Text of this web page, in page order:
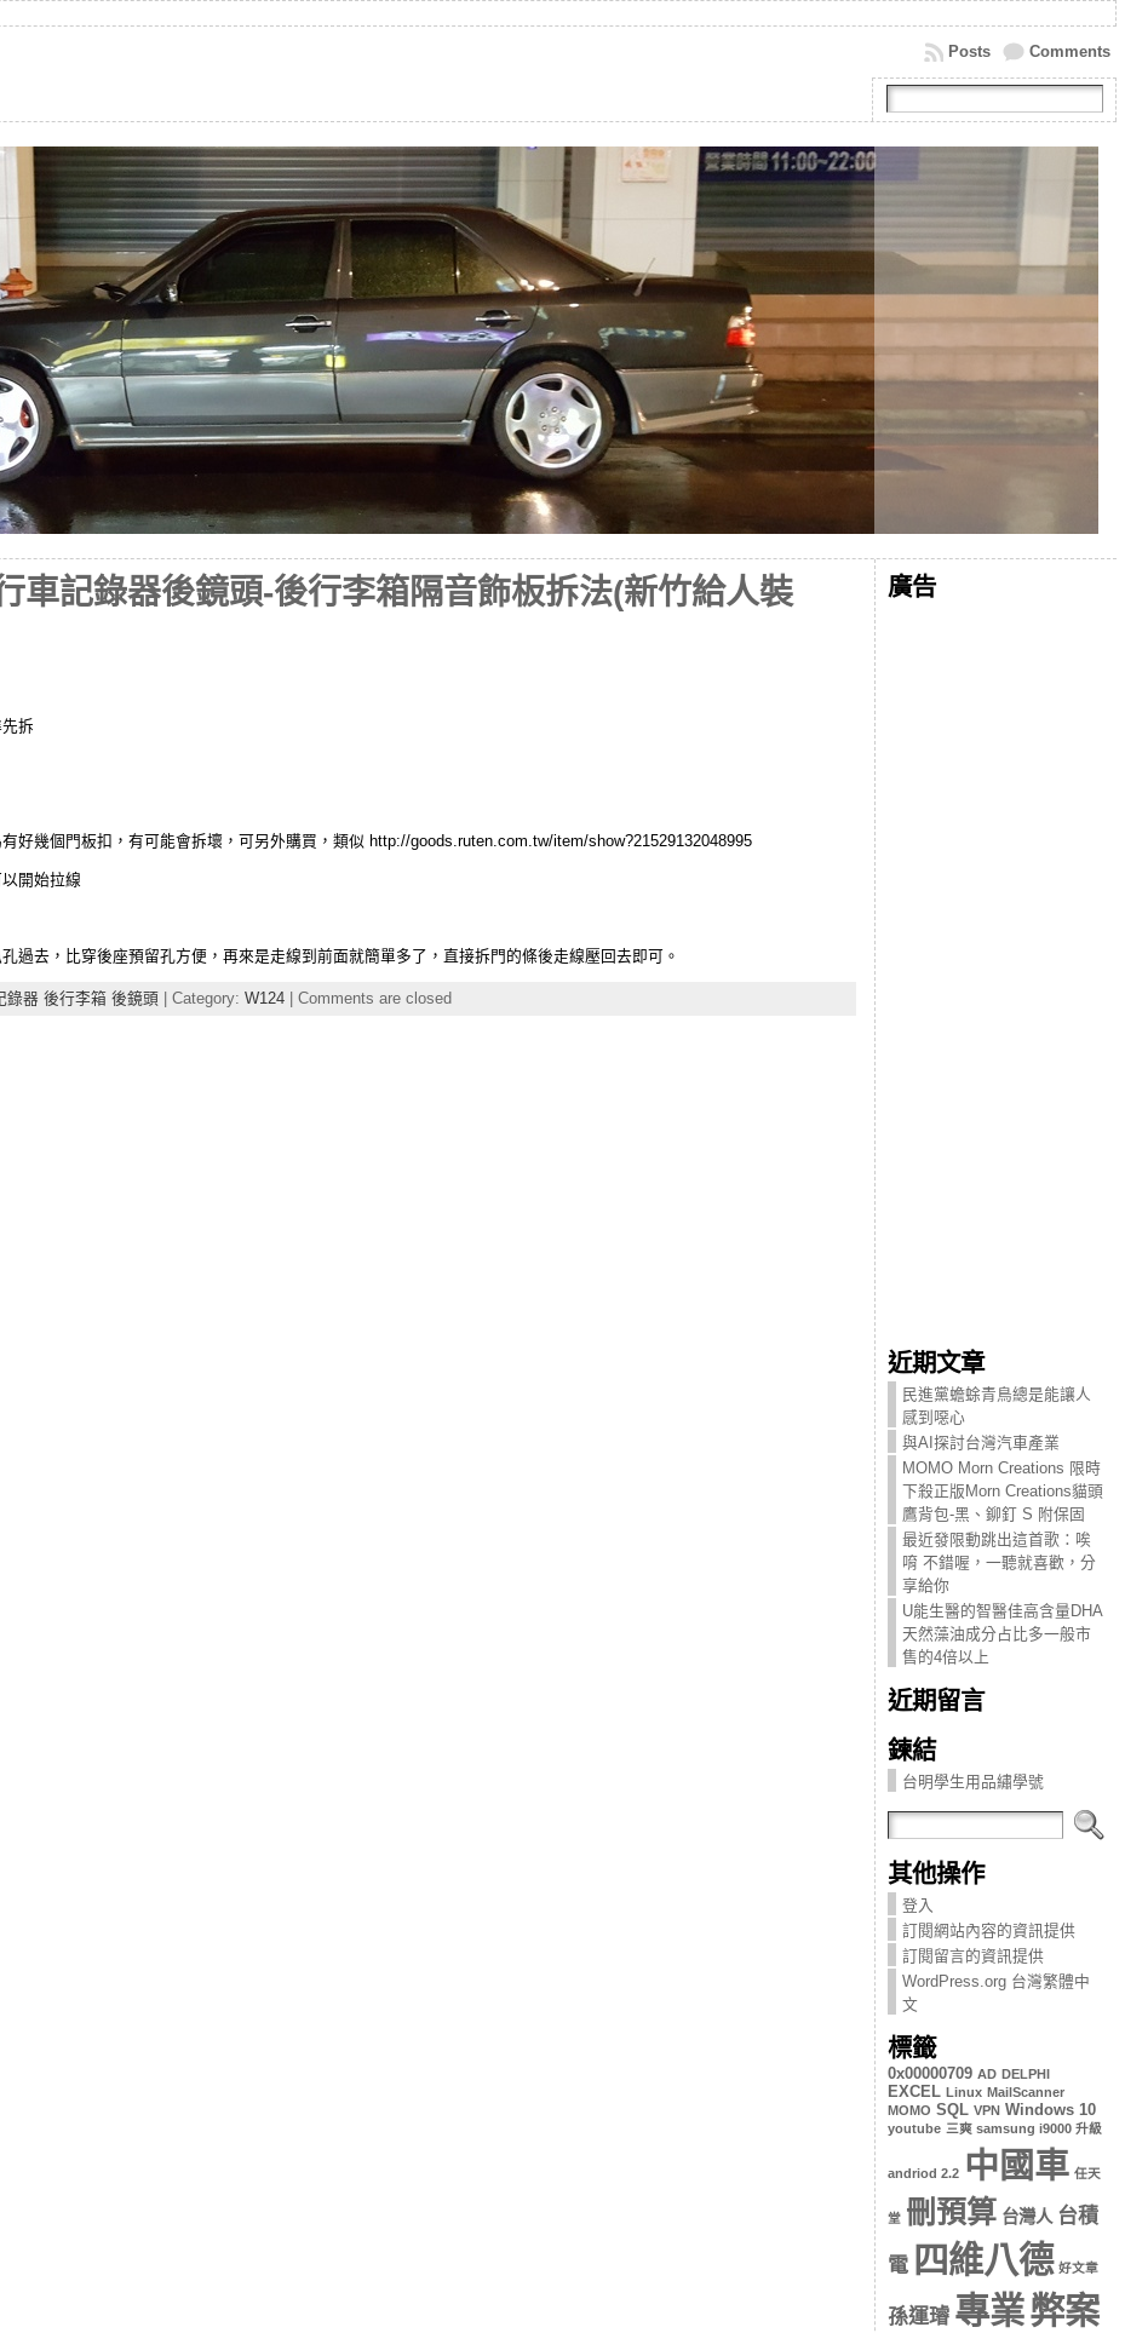
Comments
Posts
車記錄器後鏡頭-後行李箱隔音飾板拆法(新竹給人裝
拆
好幾個門板扣，有可能會拆壞，可另外購買，類似 http://goods.ruten.com.tw/item/show?21529132048995
開始拉線
過去，比穿後座預留孔方便，再來是走線到前面就簡單多了，直接拆門的條後走線壓回去即可。
錄器 後行李箱 後鏡頭| Category: W124| Comments are closed
廣告
近期文章
民進黨蟾蜍青鳥總是能讓人
感到噁心
與AI探討台灣汽車產業
MOMO Morn Creations 限時
下殺正版Morn Creations貓頭
鷹背包-黑、鉚釘 S 附保固
最近發限動跳出這首歌：唉
唷 不錯喔，一聽就喜歡，分
享給你
U能生醫的智醫佳高含量DHA
天然藻油成分占比多一般市
售的4倍以上
近期留言
鍊結
台明學生用品繡學號
其他操作
登入
訂閱網站內容的資訊提供
訂閱留言的資訊提供
WordPress.org 台灣繁體中
文
標籤
0x00000709 AD DELPHI
EXCEL Linux MailScanner
MOMO SQL VPN Windows 10
youtube 三爽 samsung i9000 升級
andriod 2.2 中國車 任天
堂 刪預算 台灣人 台積
電 四維八德 好文章
孫運璿 專業弊案